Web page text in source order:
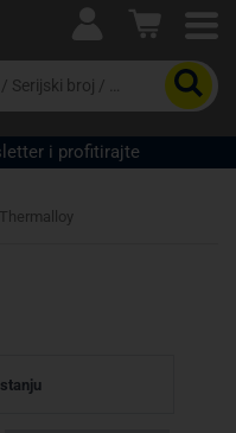
proizvoda i
i profitirajte